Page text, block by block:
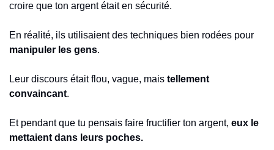
croire que ton argent était en sécurité.
manipuler les gens.
Leur discours était flou, vague, mais tellement
convaincant.
Et pendant que tu pensais faire fructifier ton argent, eux le
mettaient dans leurs poches.